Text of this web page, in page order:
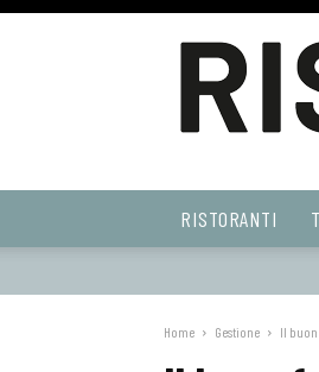
Web
RISTORANTI
Home Gestione Il